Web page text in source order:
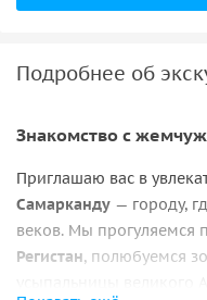
Подробнее об
Знакомство с
Приглашаю вас в
Самарканду — городу,
веков. Мы прогуляемся
Регистан, полюбуемся